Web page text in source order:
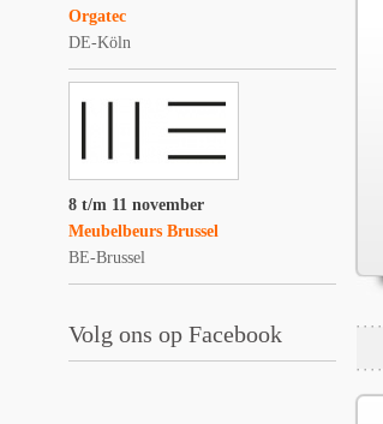
Orgatec
DE-Köln
8 t/m 11 november
Meubelbeurs Brussel
BE-Brussel
Volg ons op Facebook